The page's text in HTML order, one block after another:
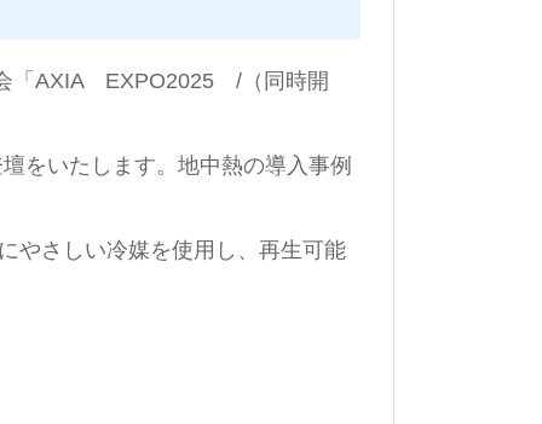
会「AXIA EXPO2025 /（同時開
をいたします。地中熱の導入事例
やさしい冷媒を使用し、 再生可能